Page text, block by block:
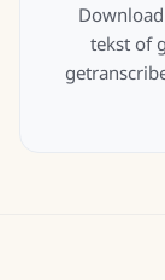
tekst of